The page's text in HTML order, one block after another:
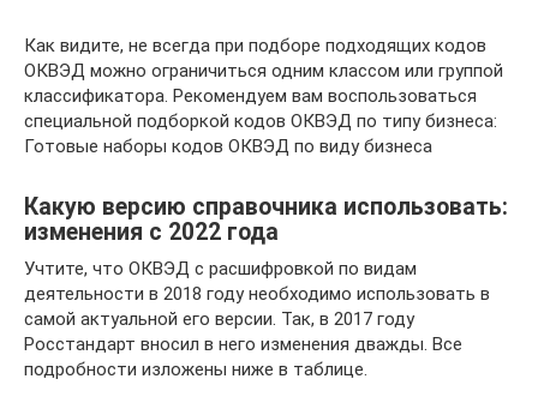
Как видите, не всегда при подборе подходящих кодов
ОКВЭД можно ограничиться одним классом или группой
классификатора. Рекомендуем вам воспользоваться
специальной подборкой кодов ОКВЭД по типу бизнеса:
Готовые наборы кодов ОКВЭД по виду бизнеса
Какую версию справочника использовать:
изменения с 2022 года
Учтите, что ОКВЭД с расшифровкой по видам
деятельности в 2018 году необходимо использовать в
самой актуальной его версии. Так, в 2017 году
Росстандарт вносил в него изменения дважды. Все
подробности изложены ниже в таблице.